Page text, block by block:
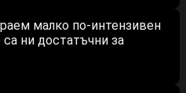
малко по-интензивен
ни достатъчни за